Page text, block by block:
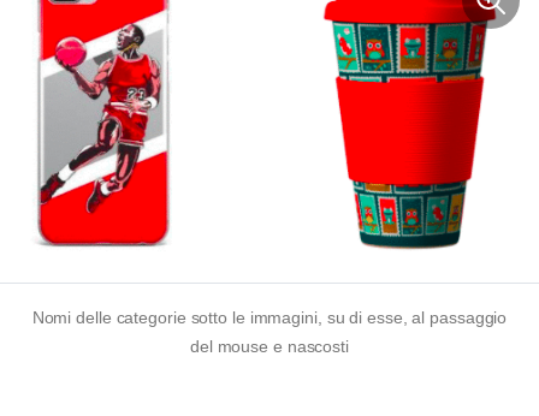
Nomi delle categorie sotto le immagini, su di esse, al passaggio
del mouse e nascosti